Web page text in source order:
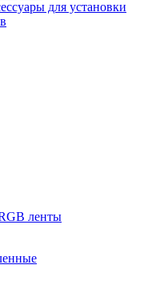
для установки
ленты